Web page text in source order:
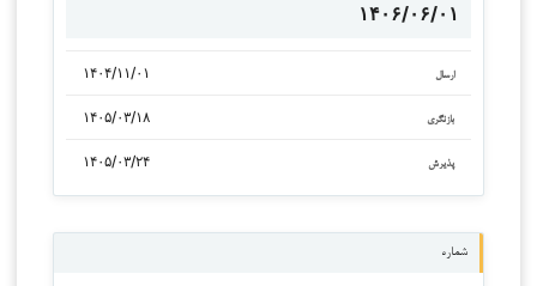
۱۴۰۶/۰۶/۰۱
ارسال ۱۴۰۴/۱۱/۰۱
بازنگری ۱۴۰۵/۰۳/۱۸
پذیرش ۱۴۰۵/۰۳/۲۴
شماره